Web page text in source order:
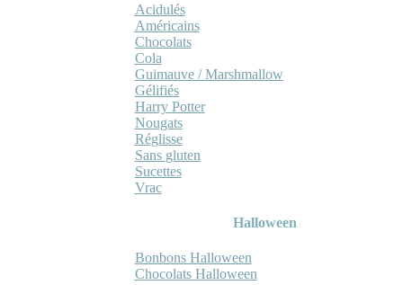
Acidulés
Américains
Chocolats
Cola
Guimauve / Marshmallow
Gélifiés
Harry Potter
Nougats
Réglisse
Sans gluten
Sucettes
Vrac
Halloween
Bonbons Halloween
Chocolats Halloween